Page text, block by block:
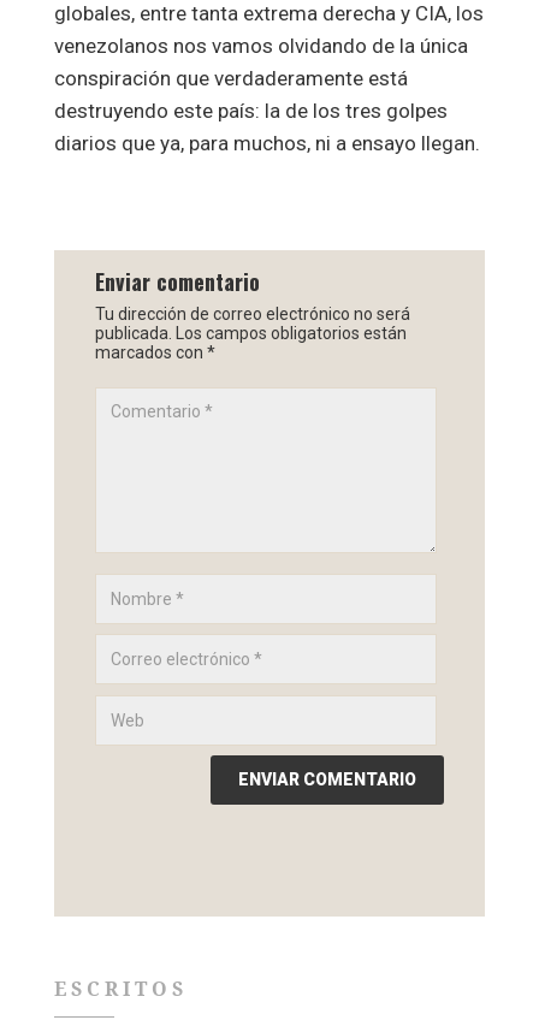
globales, entre tanta extrema derecha y CIA, los
venezolanos nos vamos olvidando de la única
conspiración que verdaderamente está
destruyendo este país: la de los tres golpes
diarios que ya, para muchos, ni a ensayo llegan.
Enviar comentario
Tu dirección de correo electrónico no será
publicada.
Los campos obligatorios están
marcados con *
ESCRITOS